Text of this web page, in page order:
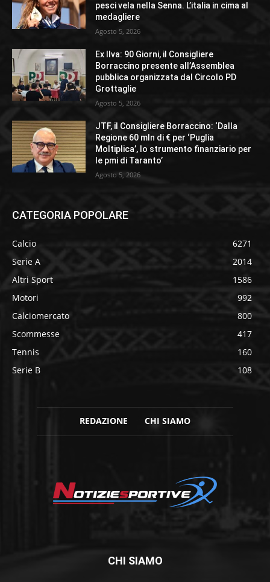
pesci vela nella Senna. L’italia in cima al
medagliere
Agosto 5, 2026
Ex Ilva: 90 Giorni, il Consigliere
Borraccino presente all’Assemblea
pubblica organizzata dal Circolo PD
Grottaglie
Agosto 5, 2026
JTF, il Consigliere Borraccino: ‘Dalla
Regione 60 mln di € per ‘Puglia
Moltiplica’, lo strumento finanziario per
le pmi di Taranto’
Agosto 5, 2026
CATEGORIA POPOLARE
Calcio
6271
Serie A
2014
Altri Sport
1586
Motori
992
Calciomercato
800
Scommesse
417
Tennis
160
Serie B
108
REDAZIONE CHI SIAMO
CHI SIAMO